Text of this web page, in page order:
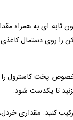
تابه ای به همراه
را روی دستمال
ظرف مخصوص پخت
تا یکدست شود.
کنید. مقداری